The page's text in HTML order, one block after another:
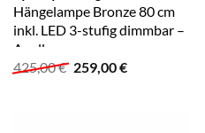
Hängelampe Bronze 80 cm
inkl. LED 3-stufig dimmbar –
Anello
425,00€ Ursprünglicher
259,00€Aktueller